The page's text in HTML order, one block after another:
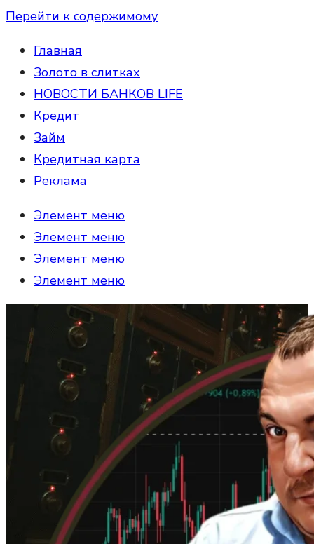
Перейти к содержимому
Главная
Золото в слитках
НОВОСТИ БАНКОВ LIFE
Кредит
Займ
Кредитная карта
Реклама
Элемент меню
Элемент меню
Элемент меню
Элемент меню